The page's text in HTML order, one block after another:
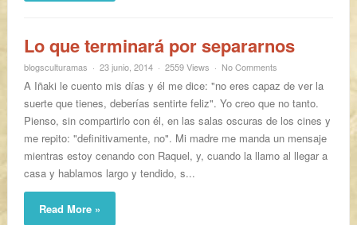
Lo que terminará por separarnos
blogsculturamas 23 junio, 2014 2559 Views No Comments
A Iñaki le cuento mis días y él me dice: "no eres capaz de ver la
suerte que tienes, deberías sentirte feliz". Yo creo que no tanto.
Pienso, sin compartirlo con él, en las salas oscuras de los cines y
me repito: "definitivamente, no". Mi madre me manda un mensaje
mientras estoy cenando con Raquel, y, cuando la llamo al llegar a
casa y hablamos largo y tendido, s...
Read More »